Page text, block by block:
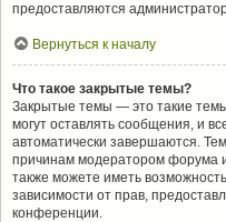
предоставляются
Вернуться к началу
Что такое закрытые темы?
Закрытые темы — это такие
могут оставлять сообщения, и
автоматически завершаются.
причинам модератором форума
также можете иметь
зависимости от прав,
конференции.